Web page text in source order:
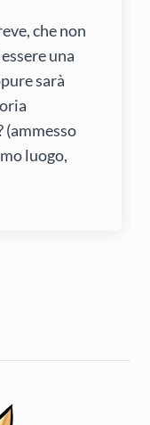
che non
una
sarà
(ammesso
luogo,